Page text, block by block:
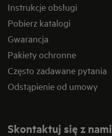
Instrukcje obsługi
Pobierz katalogi
Gwarancja
Pakiety ochronne
Często zadawane pytania
Odstąpienie od umowy
Skontaktuj się z nami